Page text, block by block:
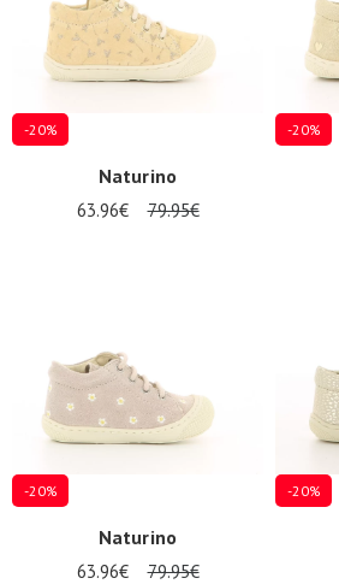
-20%
Naturino
63.96€ 79.95€
-20%
-20%
Naturino
63.96€ 79.95€
-20%